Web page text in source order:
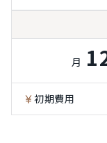
月
初期費用